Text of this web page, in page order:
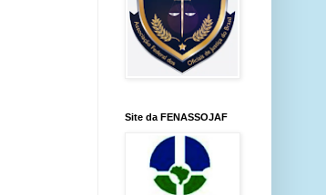
Site da FENASSOJAF